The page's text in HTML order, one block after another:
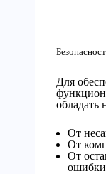
Для
обладать
От
От
От
ошибки